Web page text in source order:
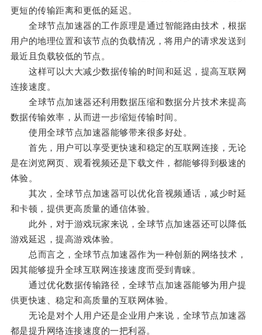
更短的传输距离和更低的延迟。
全球节点加速器的工作原理是通过智能路由技术，根据
用户的地理位置和该节点的负载情况，将用户的请求发送到
最近且负载较低的节点。
这样可以大大减少数据传输的时间和延迟，提高互联网
连接速度。
全球节点加速器还利用数据压缩和数据分片技术来提高
数据传输效率，从而进一步缩短传输时间。
使用全球节点加速器能够带来很多好处。
首先，用户可以享受更快速和稳定的互联网连接，无论
是在浏览网页、观看视频还是下载文件，都能够得到极速的
体验。
其次，全球节点加速器可以优化音视频通话，减少时延
和卡顿，提供更高质量的通信体验。
此外，对于游戏玩家来说，全球节点加速器还可以降低
游戏延迟，提高游戏体验。
总而言之，全球节点加速器作为一种创新的网络技术，
因其能够提升全球互联网连接速度而受到青睐。
通过优化数据传输路径，全球节点加速器能够为用户提
供更快速、稳定和高质量的互联网体验。
无论是对个人用户还是企业用户来说，全球节点加速器
都是提升网络连接速度的一把利器。